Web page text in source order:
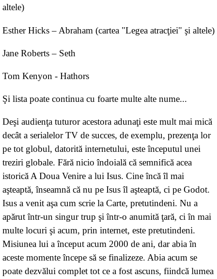
altele)
Esther Hicks – Abraham (cartea "Legea atracţiei" şi altele)
Jane Roberts – Seth
Tom Kenyon - Hathors
Şi lista poate continua cu foarte multe alte nume...
Deşi audienţa tuturor acestora adunaţi este mult mai mică
decât a serialelor TV de succes, de exemplu, prezenţa lor
pe tot globul, datorită internetului, este începutul unei
treziri globale. Fără nicio îndoială că semnifică acea
istorică A Doua Venire a lui Isus. Cine încă îl mai
aşteaptă, înseamnă că nu pe Isus îl aşteaptă, ci pe Godot.
Isus a venit aşa cum scrie la Carte, pretutindeni. Nu a
apărut într-un singur trup şi într-o anumită ţară, ci în mai
multe locuri şi acum, prin internet, este pretutindeni.
Misiunea lui a început acum 2000 de ani, dar abia în
aceste momente începe să se finalizeze. Abia acum se
poate dezvălui complet tot ce a fost ascuns, fiindcă lumea